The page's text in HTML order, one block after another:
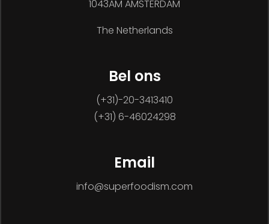
1043AM AMSTERDAM
The Netherlands
Bel ons
(+31)-20-3413410
(+31) 6-46024298
Email
info@superfoodism.com